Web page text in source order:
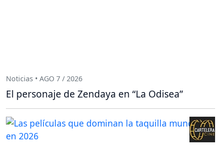
Noticias • AGO 7 / 2026
El personaje de Zendaya en “La Odisea”